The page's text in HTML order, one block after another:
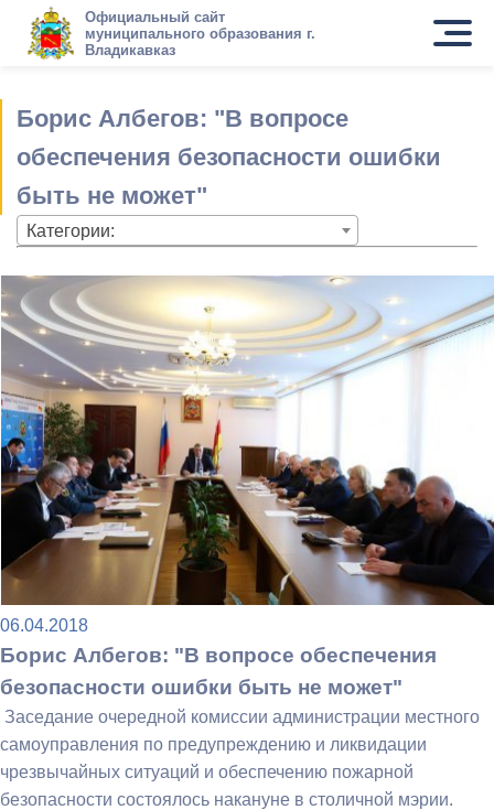
Официальный сайт
муниципального образования г.
Владикавказ
Борис Албегов: "В вопросе
обеспечения безопасности ошибки
быть не может"
Категории:
06.04.2018
Борис Албегов: "В вопросе обеспечения
безопасности ошибки быть не может"
Заседание очередной комиссии администрации местного
самоуправления по предупреждению и ликвидации
чрезвычайных ситуаций и обеспечению пожарной
безопасности состоялось накануне в столичной мэрии.